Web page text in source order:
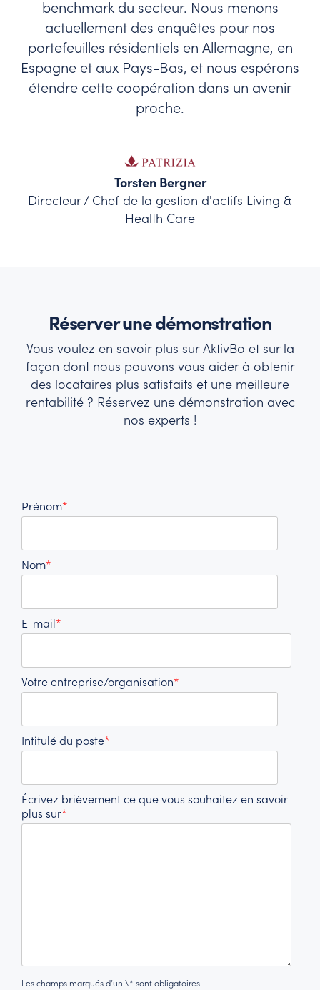
benchmark du secteur. Nous menons
actuellement des enquêtes pour nos
portefeuilles résidentiels en Allemagne, en
Espagne et aux Pays-Bas, et nous espérons
étendre cette coopération dans un avenir
proche.
Torsten Bergner
Directeur / Chef de la gestion d'actifs Living &
Health Care
Réserver une démonstration
Vous voulez en savoir plus sur AktivBo et sur la
façon dont nous pouvons vous aider à obtenir
des locataires plus satisfaits et une meilleure
rentabilité ? Réservez une démonstration avec
nos experts !
Prénom*
Nom*
E-mail*
Votre entreprise/organisation*
Intitulé du poste*
Écrivez brièvement ce que vous souhaitez en savoir
plus sur*
Les champs marqués d’un \* sont obligatoires